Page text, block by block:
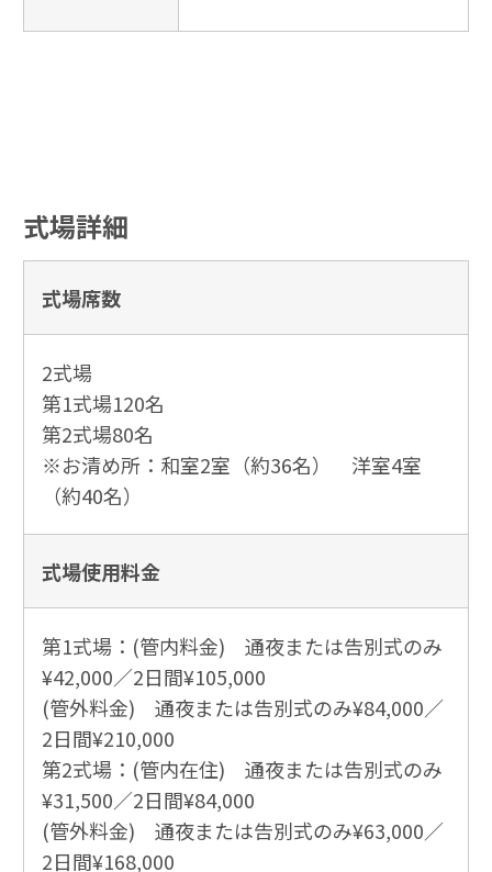
式場詳細
式場席数
2式場
第1式場120名
第2式場80名
※お清め所：和室2室（約36名） 洋室4室
（約40名）
式場使用料金
第1式場：(管内料金) 通夜または告別式のみ
¥42,000／2日間¥105,000
(管外料金) 通夜または告別式のみ¥84,000／
2日間¥210,000
第2式場：(管内在住) 通夜または告別式のみ
¥31,500／2日間¥84,000
(管外料金) 通夜または告別式のみ¥63,000／
2日間¥168,000